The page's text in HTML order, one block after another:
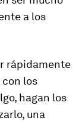
a los
rápidamente
los
hagan los
una